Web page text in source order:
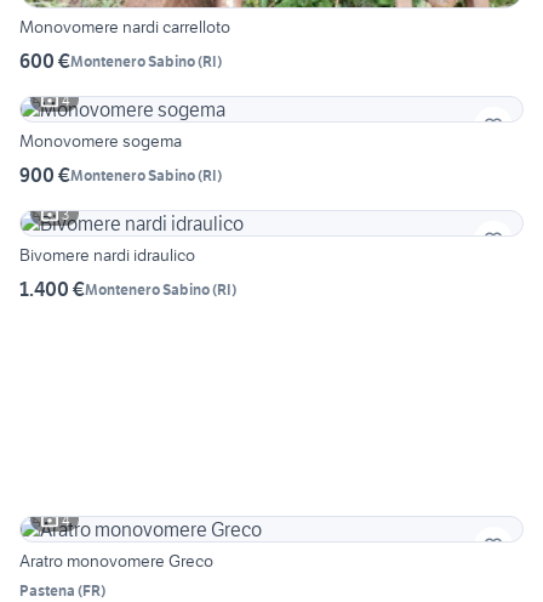
Monovomere nardi carrelloto
600 €Montenero Sabino(RI)
4
Monovomere sogema
900 €Montenero Sabino(RI)
3
Bivomere nardi idraulico
1.400 €Montenero Sabino(RI)
4
Aratro monovomere Greco
Pastena (FR)